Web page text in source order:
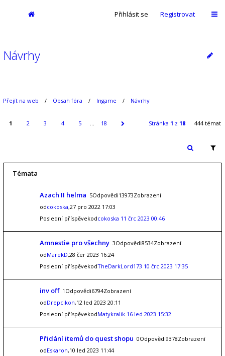
Přihlásit se Registrovat
Návrhy
Přejít na web Obsah fóra Ingame Návrhy
1 2 3 4 5 … 18 Stránka 1 z 18 444 témat
Témata
Azach II helma 5Odpovědi13973Zobrazení
odcokoska,27 pro 2022 17:03
Poslední příspěvekodcokoska 11 črc 2023 00:46
Amnestie pro všechny 3Odpovědi8534Zobrazení
odMarekD,28 čer 2023 16:24
Poslední příspěvekodTheDarkLord173 10 črc 2023 17:35
inv off 1Odpovědi6794Zobrazení
odDrepcikon,12 led 2023 20:11
Poslední příspěvekodMatykralik 16 led 2023 15:32
Přidání itemů do quest shopu 0Odpovědi9378Zobrazení
odEskaron,10 led 2023 11:44